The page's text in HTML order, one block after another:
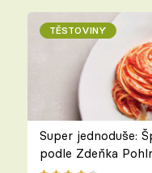
TĚSTOVINY
Super jednoduše:
podle Zdeňka